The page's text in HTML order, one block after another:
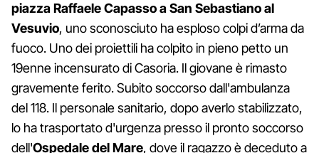
piazza Raffaele Capasso a San Sebastiano al
Vesuvio, uno sconosciuto ha esploso colpi d’arma da
fuoco. Uno dei proiettili ha colpito in pieno petto un
19enne incensurato di Casoria. Il giovane è rimasto
gravemente ferito. Subito soccorso dall'ambulanza
del 118. Il personale sanitario, dopo averlo stabilizzato,
lo ha trasportato d'urgenza presso il pronto soccorso
dell'Ospedale del Mare, dove il ragazzo è deceduto a